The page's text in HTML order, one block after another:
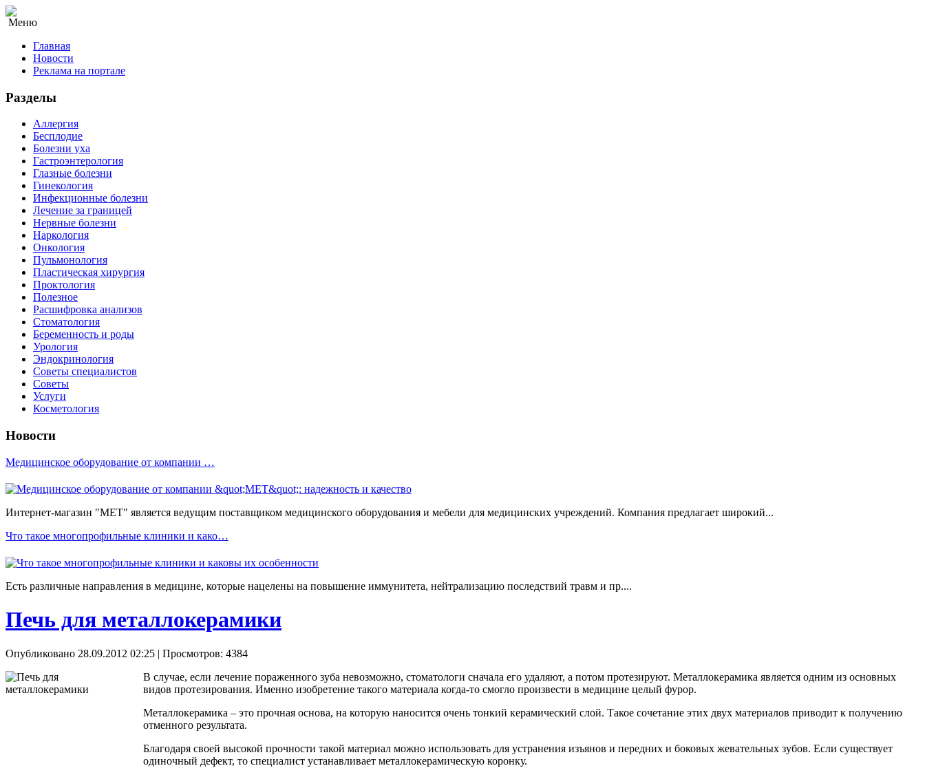
Меню
Главная
Новости
Реклама на портале
Разделы
Аллергия
Бесплодие
Болезни уха
Гастроэнтерология
Глазные болезни
Гинекология
Инфекционные болезни
Лечение за границей
Нервные болезни
Наркология
Онкология
Пульмонология
Пластическая хирургия
Проктология
Полезное
Расшифровка анализов
Стоматология
Беременность и роды
Урология
Эндокринология
Советы специалистов
Советы
Услуги
Косметология
Новости
Медицинское оборудование от компании …
Интернет-магазин "МЕТ" является ведущим поставщиком медицинского оборудования и мебели для медицинских учреждений. Компания предлагает широкий...
Что такое многопрофильные клиники и како…
Есть различные направления в медицине, которые нацелены на повышение иммунитета, нейтрализацию последствий травм и пр....
Печь для металлокерамики
Опубликовано 28.09.2012 02:25 | Просмотров: 4384
В случае, если лечение пораженного зуба невозможно, стоматологи сначала его удаляют, а потом протезируют. Металлокерамика является одним из основных
видов протезирования. Именно изобретение такого материала когда-то смогло произвести в медицине целый фурор.
Металлокерамика – это прочная основа, на которую наносится очень тонкий керамический слой. Такое сочетание этих двух материалов приводит к получению
отменного результата.
Благодаря своей высокой прочности такой материал можно использовать для устранения изъянов и передних и боковых жевательных зубов. Если существует
одиночный дефект, то специалист устанавливает металлокерамическую коронку.